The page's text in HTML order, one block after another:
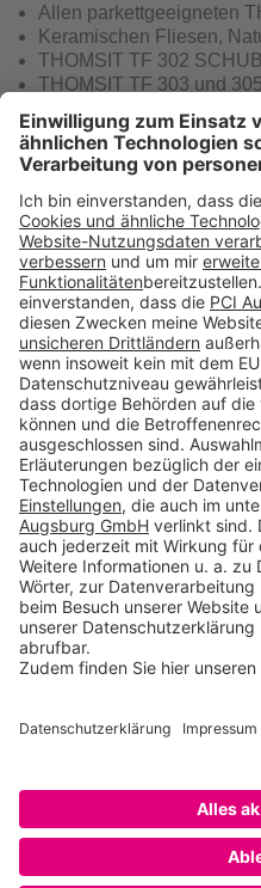
Allen parkettgeeigneten
Keramischen Fliesen,
THOMSIT TF 302
THOMSIT TF 303 und
Download
Folge
Produkte
Toolbox
Über THOMSIT
Kontakt
Datenschutzeinstellungen
Copyright © 2026 PCI